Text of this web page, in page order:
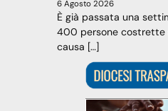
6 Agosto 2026
È già passata una
400 persone costrette
causa […]